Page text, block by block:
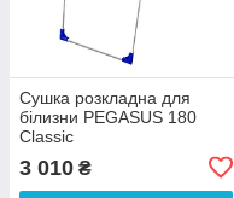
Сушка розкладна для
білизни PEGASUS 180
Classic
3 010 ₴